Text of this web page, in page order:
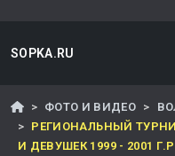
SOPKA.RU
ФОТО И ВИДЕО
РЕГИОНАЛЬНЫЙ
И ДЕВУШЕК 1999 - 2001